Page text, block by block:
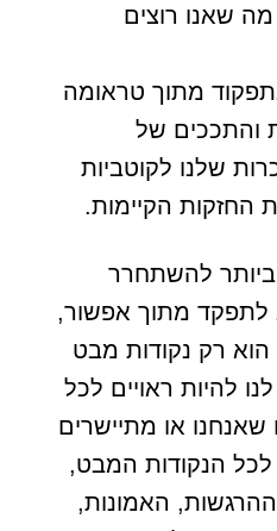
שאנו רוצים
מתוך טראומה
והתככים של
שלנו לקוטביות
החזקות הקיימות.
להשתחרר
לתפקד מתוך אפשור,
רק נקודות מבט
להיות ראויים לכל
או מתיישרים
לכל הנקודות המבט,
האמונות,